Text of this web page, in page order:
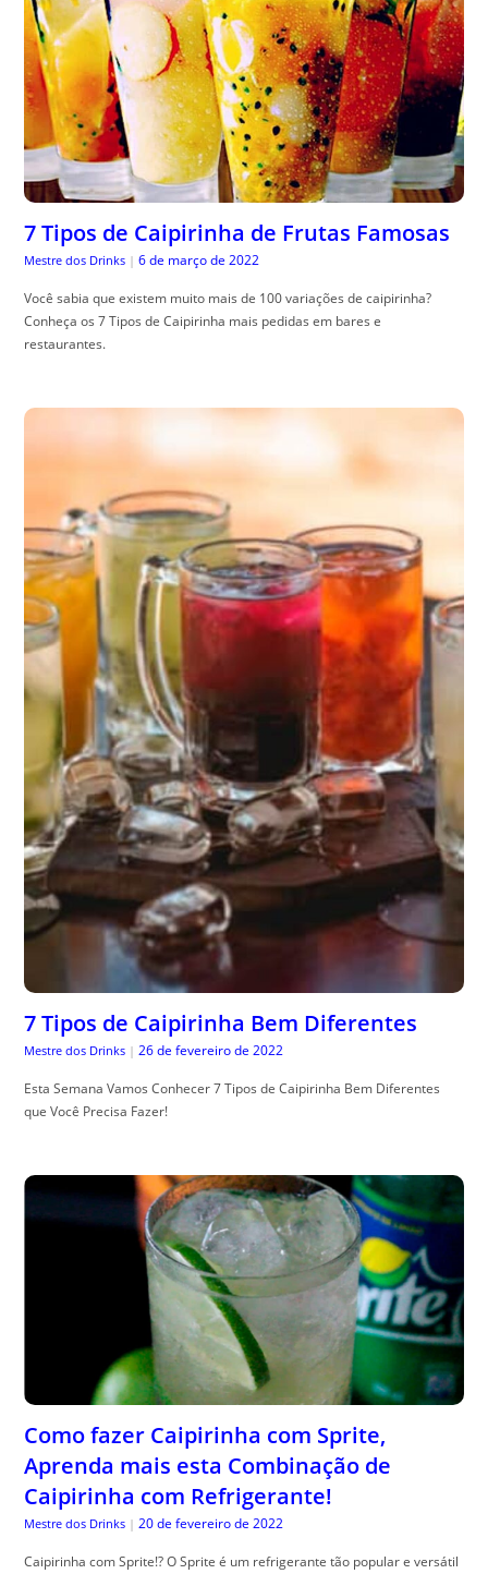
7 Tipos de Caipirinha de Frutas Famosas
Mestre dos Drinks | 6 de março de 2022
Você sabia que existem muito mais de 100 variações de caipirinha?
Conheça os 7 Tipos de Caipirinha mais pedidas em bares e
restaurantes.
7 Tipos de Caipirinha Bem Diferentes
Mestre dos Drinks | 26 de fevereiro de 2022
Esta Semana Vamos Conhecer 7 Tipos de Caipirinha Bem Diferentes
que Você Precisa Fazer!
Como fazer Caipirinha com Sprite,
Aprenda mais esta Combinação de
Caipirinha com Refrigerante!
Mestre dos Drinks | 20 de fevereiro de 2022
Caipirinha com Sprite!? O Sprite é um refrigerante tão popular e versátil